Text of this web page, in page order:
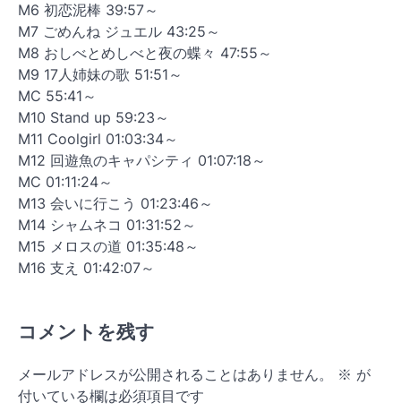
M6 初恋泥棒 39:57～
M7 ごめんね ジュエル 43:25～
M8 おしべとめしべと夜の蝶々 47:55～
M9 17人姉妹の歌 51:51～
MC 55:41～
M10 Stand up 59:23～
M11 Coolgirl 01:03:34～
M12 回遊魚のキャパシティ 01:07:18～
MC 01:11:24～
M13 会いに行こう 01:23:46～
M14 シャムネコ 01:31:52～
M15 メロスの道 01:35:48～
M16 支え 01:42:07～
コメントを残す
メールアドレスが公開されることはありません。 ※ が
付いている欄は必須項目です